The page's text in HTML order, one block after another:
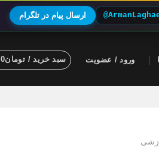
ارسال پیام در تلگرام
ورود / عضویت سبد خرید / تومان0